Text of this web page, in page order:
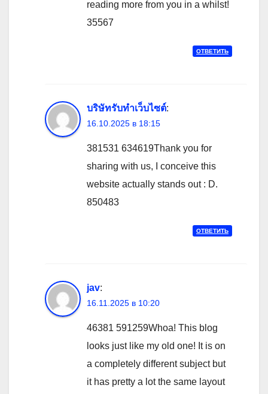
reading more from you in a whilst!
35567
ОТВЕТИТЬ
บริษัทรับทำเว็บไซต์:
16.10.2025 в 18:15
381531 634619Thank you for
sharing with us, I conceive this
website actually stands out : D.
850483
ОТВЕТИТЬ
jav:
16.11.2025 в 10:20
46381 591259Whoa! This blog
looks just like my old one! It is on
a completely different subject but
it has pretty a lot the same layout